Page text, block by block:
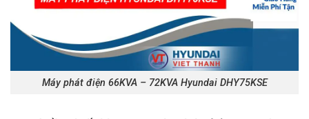
Máy phát điện 66KVA – 72KVA Hyundai DHY75KSE